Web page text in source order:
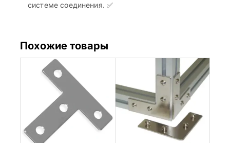
системе соединения. ✅
Похожие товары